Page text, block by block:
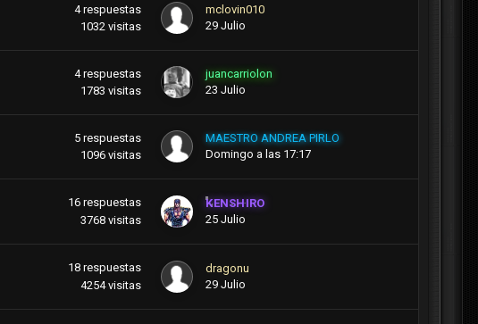
4 respuestas
1032 visitas
mclovin010
29 Julio
4 respuestas
1783 visitas
juancarriolon
23 Julio
5 respuestas
1096 visitas
MAESTRO ANDREA PIRLO
Domingo a las 17:17
16 respuestas
3768 visitas
KENSHIRO
25 Julio
18 respuestas
4254 visitas
dragonu
29 Julio